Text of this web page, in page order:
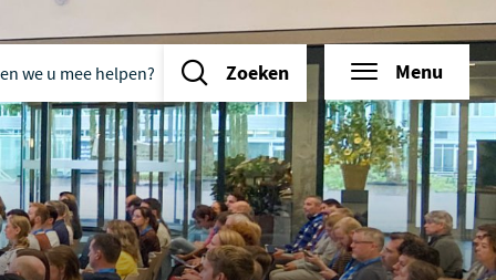
we u mee helpen?
Zoeken
Menu